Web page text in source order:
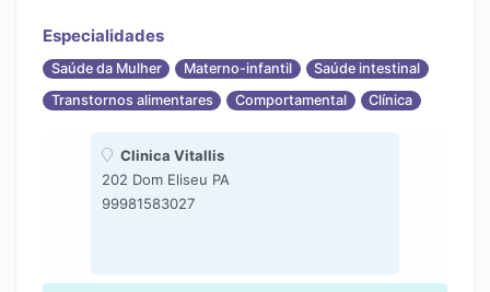
Especialidades
Saúde da Mulher Materno-infantil
Saúde intestinal
Transtornos alimentares
Comportamental Clínica
Clinica Vitallis
202 Dom Eliseu PA
99981583027